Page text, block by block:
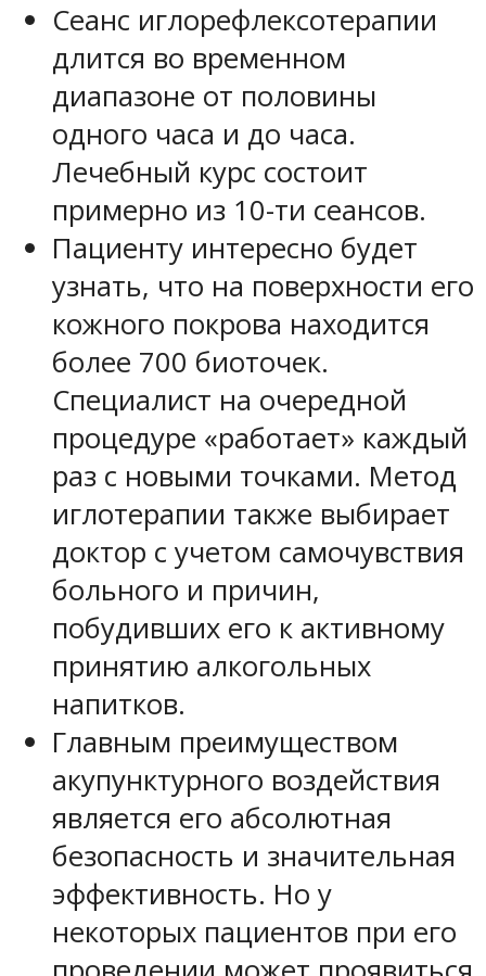
Сеанс иглорефлексотерапии
длится во временном
диапазоне от половины
одного часа и до часа.
Лечебный курс состоит
примерно из 10-ти сеансов.
Пациенту интересно будет
узнать, что на поверхности его
кожного покрова находится
более 700 биоточек.
Специалист на очередной
процедуре «работает» каждый
раз с новыми точками. Метод
иглотерапии также выбирает
доктор с учетом самочувствия
больного и причин,
побудивших его к активному
принятию алкогольных
напитков.
Главным преимуществом
акупунктурного воздействия
является его абсолютная
безопасность и значительная
эффективность. Но у
некоторых пациентов при его